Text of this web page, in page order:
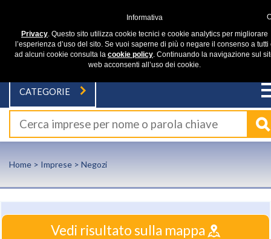
CATEGORIE
Home > Imprese > Negozi
Vedi risultato sulla mappa
Informativa
Privacy. Questo sito utilizza cookie tecnici e cookie analytics per migliorare
l’esperienza d’uso del sito. Se vuoi saperne di più o negare il consenso a tutti
ad alcuni cookie consulta la cookie policy. Continuando la navigazione sul
web acconsenti all’uso dei cookie.